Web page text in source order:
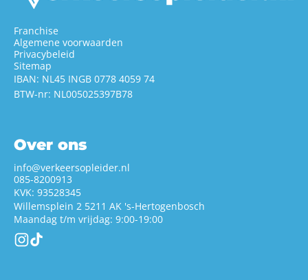
Franchise
Algemene voorwaarden
Privacybeleid
Sitemap
IBAN: NL45 INGB 0778 4059 74
BTW-nr: NL005025397B78
Over ons
info@verkeersopleider.nl
085-8200913
KVK: 93528345
Willemsplein 2 5211 AK 's-Hertogenbosch
Maandag t/m vrijdag: 9:00-19:00